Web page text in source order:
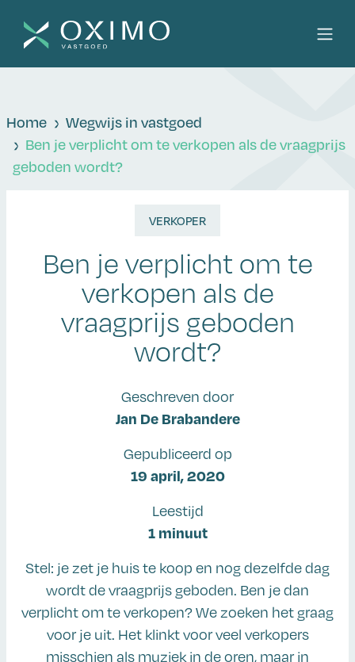
Home
Wegwijs in vastgoed
Ben je verplicht om te verkopen als de vraagprijs
geboden wordt?
VERKOPER
Ben je verplicht om te
verkopen als de
vraagprijs geboden
wordt?
Geschreven door
Jan De Brabandere
Gepubliceerd op
19 april, 2020
Leestijd
1 minuut
Stel: je zet je huis te koop en nog dezelfde dag
wordt de vraagprijs geboden. Ben je dan
verplicht om te verkopen? We zoeken het graag
voor je uit. Het klinkt voor veel verkopers
misschien als muziek in de oren, maar in